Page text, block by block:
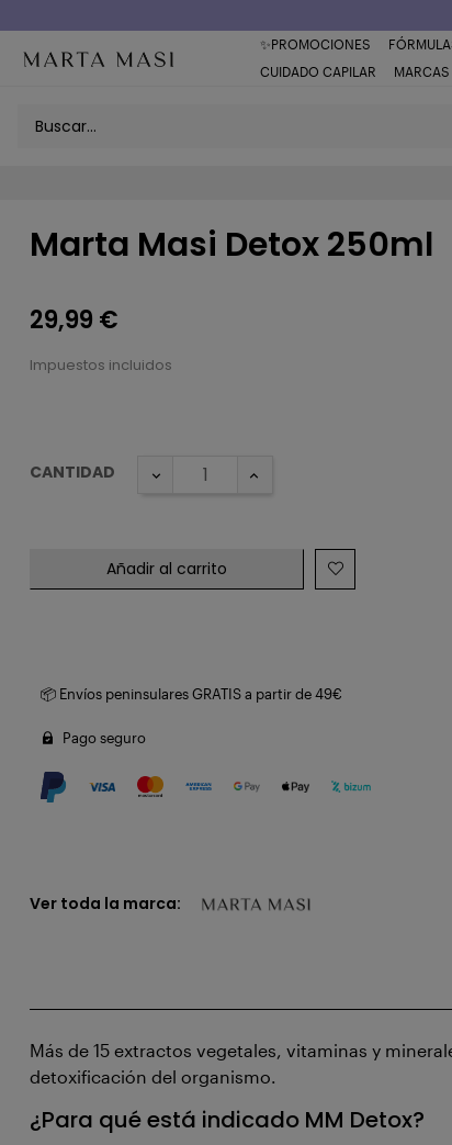
✨PROMOCIONES
CUIDADO CAPILAR
MARCAS
Marta Masi Detox 250ml
29,99 €
Impuestos incluidos
Ver toda la marca:
Más de 15 extractos vegetales, vitaminas y
detoxificación del organismo.
¿Para qué está indicado MM Detox?
CANTIDAD
Añadir al carrito
📦 Envíos peninsulares GRATIS a partir de 49€
Pago seguro